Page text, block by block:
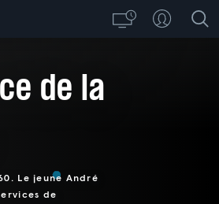
de la
Le jeune André
de